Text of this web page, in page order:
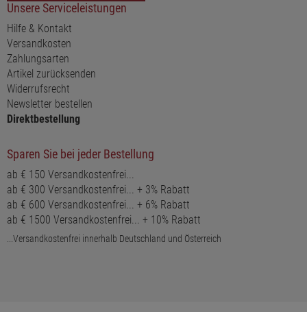
Unsere Serviceleistungen
Hilfe & Kontakt
Versandkosten
Zahlungsarten
Artikel zurücksenden
Widerrufsrecht
Newsletter bestellen
Direktbestellung
Sparen Sie bei jeder Bestellung
ab € 150 Versandkostenfrei...
ab € 300 Versandkostenfrei... + 3% Rabatt
ab € 600 Versandkostenfrei... + 6% Rabatt
ab € 1500 Versandkostenfrei... + 10% Rabatt
...Versandkostenfrei innerhalb Deutschland und Österreich